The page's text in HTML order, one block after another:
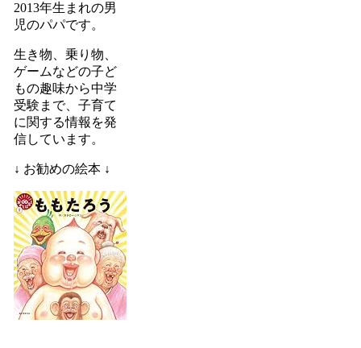
2013年生まれの男
児のパパです。
生き物、乗り物、
ゲームなどの子ど
もの趣味から中学
受験まで、子育て
に関する情報を発
信しています。
↓ お勧めの絵本 ↓